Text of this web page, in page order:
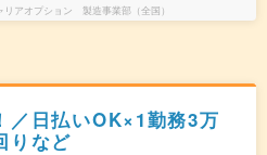
リアオプション 製造事業部（全国）
／日払いOK×1勤務3万
りなど